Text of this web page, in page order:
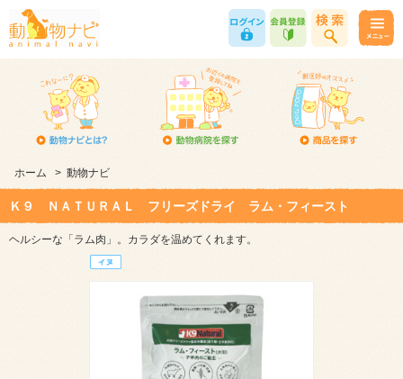
ホーム > 動物ナビ
Ｋ９ ＮＡＴＵＲＡＬ フリーズドライ ラム・フィースト
ヘルシーな「ラム肉」。カラダを温めてくれます。